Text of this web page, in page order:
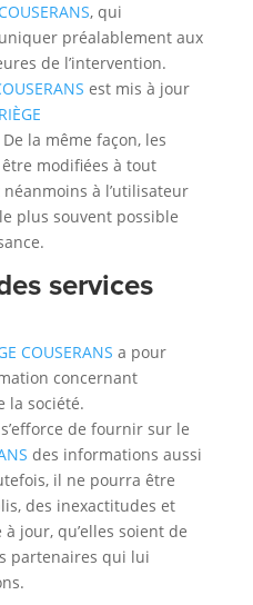
, qui
préalablement aux
de l’intervention.
est mis à jour
la même façon, les
modifiées à tout
à l’utilisateur
plus souvent possible
services
COUSERANS a pour
concernant
la société.
s’efforce de fournir sur le
des informations aussi
il ne pourra être
des inexactitudes et
jour, qu’elles soient de
partenaires qui lui